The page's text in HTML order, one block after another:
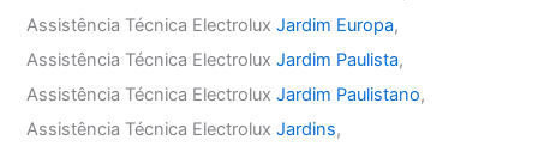
Assistência Técnica ElectroluxJardim Europa,
Assistência Técnica ElectroluxJardim Paulista,
Assistência Técnica ElectroluxJardim Paulistano,
Assistência Técnica ElectroluxJardins,